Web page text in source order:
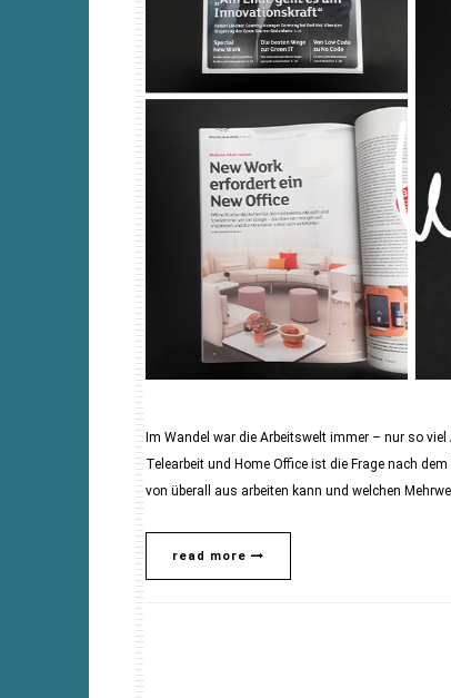
Im Wandel war die Arbeitswelt immer – nur so
Telearbeit und Home Office ist die Frage nach
von überall aus arbeiten kann und welchen
read more